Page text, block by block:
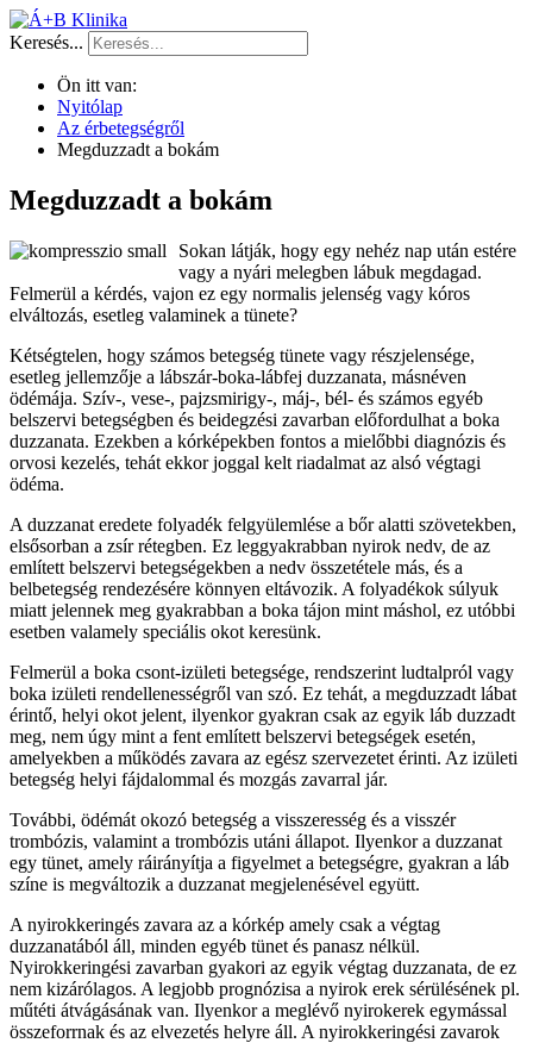
Keresés...
Ön itt van:
Nyitólap
Az érbetegségről
Megduzzadt a bokám
Megduzzadt a bokám
Sokan látják, hogy egy nehéz nap után estére
vagy a nyári melegben lábuk megdagad.
Felmerül a kérdés, vajon ez egy normalis jelenség vagy kóros
elváltozás, esetleg valaminek a tünete?
Kétségtelen, hogy számos betegség tünete vagy részjelensége,
esetleg jellemzője a lábszár-boka-lábfej duzzanata, másnéven
ödémája. Szív-, vese-, pajzsmirigy-, máj-, bél- és számos egyéb
belszervi betegségben és beidegzési zavarban előfordulhat a boka
duzzanata. Ezekben a kórképekben fontos a mielőbbi diagnózis és
orvosi kezelés, tehát ekkor joggal kelt riadalmat az alsó végtagi
ödéma.
A duzzanat eredete folyadék felgyülemlése a bőr alatti szövetekben,
elsősorban a zsír rétegben. Ez leggyakrabban nyirok nedv, de az
említett belszervi betegségekben a nedv összetétele más, és a
belbetegség rendezésére könnyen eltávozik. A folyadékok súlyuk
miatt jelennek meg gyakrabban a boka tájon mint máshol, ez utóbbi
esetben valamely speciális okot keresünk.
Felmerül a boka csont-izületi betegsége, rendszerint ludtalpról vagy
boka izületi rendellenességről van szó. Ez tehát, a megduzzadt lábat
érintő, helyi okot jelent, ilyenkor gyakran csak az egyik láb duzzadt
meg, nem úgy mint a fent említett belszervi betegségek esetén,
amelyekben a működés zavara az egész szervezetet érinti. Az izületi
betegség helyi fájdalommal és mozgás zavarral jár.
További, ödémát okozó betegség a visszeresség és a visszér
trombózis, valamint a trombózis utáni állapot. Ilyenkor a duzzanat
egy tünet, amely ráirányítja a figyelmet a betegségre, gyakran a láb
színe is megváltozik a duzzanat megjelenésével együtt.
A nyirokkeringés zavara az a kórkép amely csak a végtag
duzzanatából áll, minden egyéb tünet és panasz nélkül.
Nyirokkeringési zavarban gyakori az egyik végtag duzzanata, de ez
nem kizárólagos. A legjobb prognózisa a nyirok erek sérülésének pl.
műtéti átvágásának van. Ilyenkor a meglévő nyirokerek egymással
összeforrnak és az elvezetés helyre áll. A nyirokkeringési zavarok